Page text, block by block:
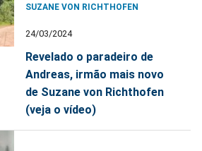
SUZANE VON RICHTHOFEN
24/03/2024
Revelado o paradeiro de
Andreas, irmão mais novo
de Suzane von Richthofen
(veja o vídeo)